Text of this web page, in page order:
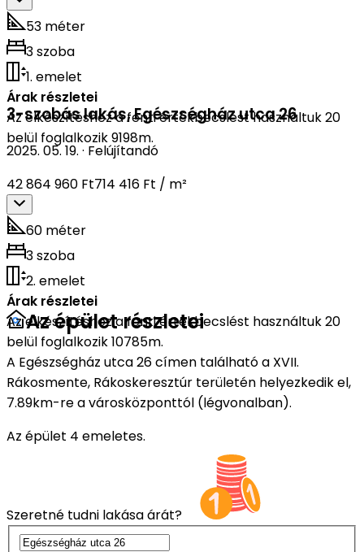
53 méter
3 szoba
1. emelet
Árak részletei
Az elkészítéshez a fenti értékbecslést használtuk 20
belül foglalkozik 9198m.
3-szobás lakás,Egészségház utca 26
2025. 05. 19. · Felújítandó
42 864 960 Ft714 416 Ft / m²
60 méter
3 szoba
2. emelet
Árak részletei
Az elkészítéshez a fenti értékbecslést használtuk 20
belül foglalkozik 10785m.
Az épület részletei
A Egészségház utca 26 címen található a XVII.
Rákosmente, Rákoskeresztúr területén helyezkedik el,
7.89km-re a városközponttól (légvonalban).
Az épület 4 emeletes.
Szeretné tudni lakása árát?